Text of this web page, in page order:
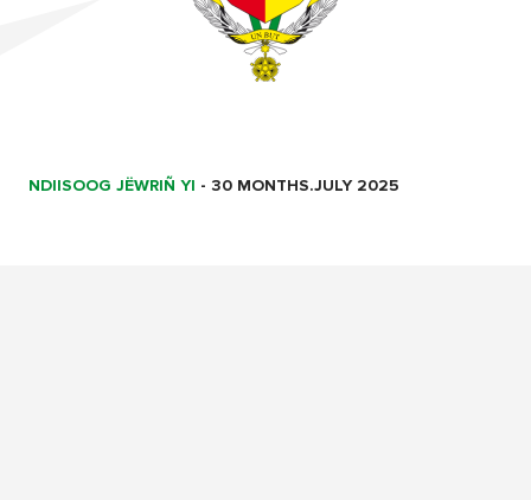
NDIISOOG JËWRIÑ YI - 30 MONTHS.JULY 2025